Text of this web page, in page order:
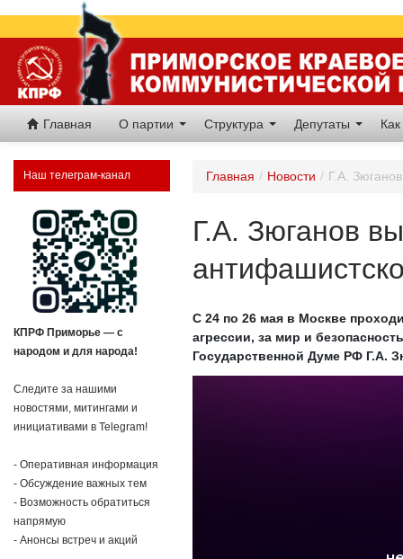
Главная О партии Структура Депутаты
Наш телеграм-канал
КПРФ Приморье — с
народом и для народа!
Следите за нашими
новостями, митингами и
инициативами в Telegram!
- Оперативная информация
- Обсуждение важных тем
- Возможность обратиться
напрямую
- Анонсы встреч и акций
Главная / Новости / Г.А.
Г.А. Зюганов
С 24 по 26 мая в Москве
агрессии, за мир и
Государственной Думе РФ Г.А.